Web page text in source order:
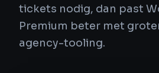
tickets nodig, dan past
Premium beter met
agency-tooling.